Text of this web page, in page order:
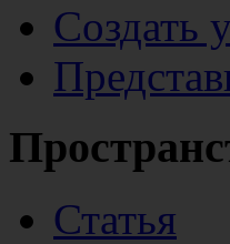
Создать
Статья